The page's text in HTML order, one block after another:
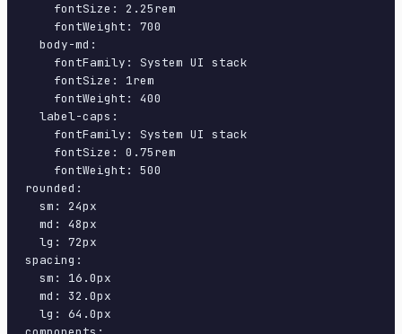
    fontSize: 2.25rem
    fontWeight: 700
  body-md:
    fontFamily: System UI stack
    fontSize: 1rem
    fontWeight: 400
  label-caps:
    fontFamily: System UI stack
    fontSize: 0.75rem
    fontWeight: 500
rounded:
  sm: 24px
  md: 48px
  lg: 72px
spacing:
  sm: 16.0px
  md: 32.0px
  lg: 64.0px